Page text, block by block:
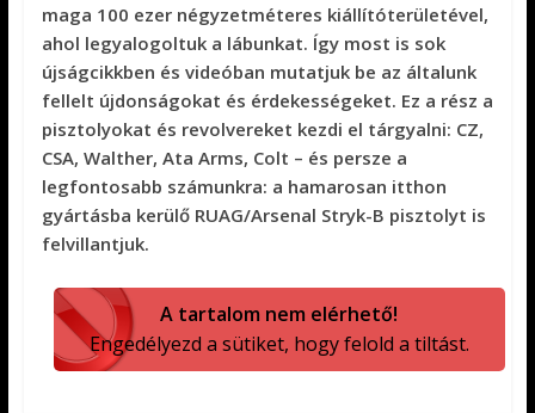
maga 100 ezer négyzetméteres kiállítóterületével,
ahol legyalogoltuk a lábunkat. Így most is sok
újságcikkben és videóban mutatjuk be az általunk
fellelt újdonságokat és érdekességeket. Ez a rész a
pisztolyokat és revolvereket kezdi el tárgyalni: CZ,
CSA, Walther, Ata Arms, Colt – és persze a
legfontosabb számunkra: a hamarosan itthon
gyártásba kerülő RUAG/Arsenal Stryk-B pisztolyt is
felvillantjuk.
A tartalom nem elérhető!
Engedélyezd a sütiket, hogy felold a tiltást.